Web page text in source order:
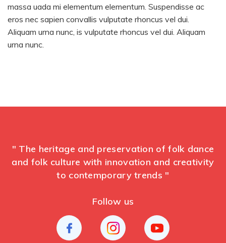
massa uada mi elementum elementum. Suspendisse ac
eros nec sapien convallis vulputate rhoncus vel dui.
Aliquam urna nunc, is vulputate rhoncus vel dui. Aliquam
urna nunc.
" The heritage and preservation of folk dance
and folk culture with innovation and creativity
to contemporary trends "
Follow us